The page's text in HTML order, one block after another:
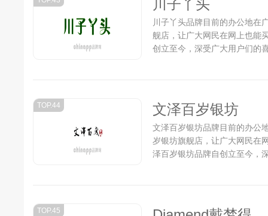
川子丫头
川子丫头品牌目前的办公地在
舰店，让广大网民在网上也能
创立至今，深受广大用户们的
TOP.44 文泽百岁银坊
文泽百岁银坊品牌目前的办公
岁银坊旗舰店，让广大网民在
泽百岁银坊品牌自创立至今，
TOP.45